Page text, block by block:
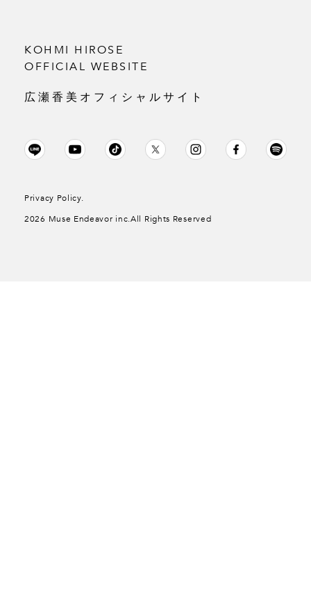
KOHMI HIROSE
OFFICIAL WEBSITE
広瀬香美オフィシャルサイト
Privacy Policy.
2026 Muse Endeavor inc.All Rights Reserved